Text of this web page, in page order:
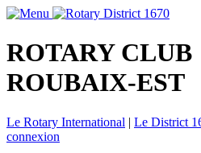
ROTARY CLUB
ROUBAIX-EST
Le Rotary International | Le District
connexion